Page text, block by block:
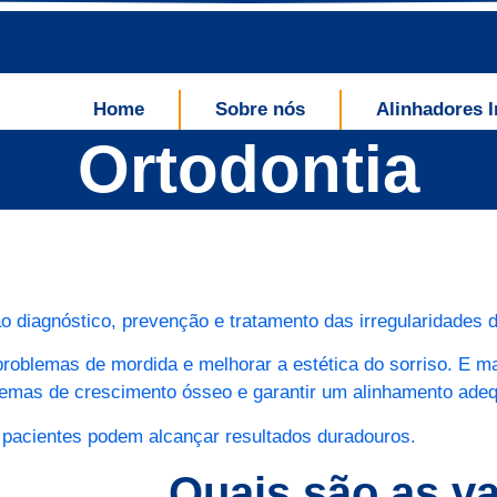
Home Sobre nós Alinhadores
Ortodontia
diagnóstico, prevenção e tratamento das irregularidades
de mordida e melhorar a estética do sorriso. E
de crescimento ósseo e garantir um alinhamento
podem alcançar resultados duradouros.